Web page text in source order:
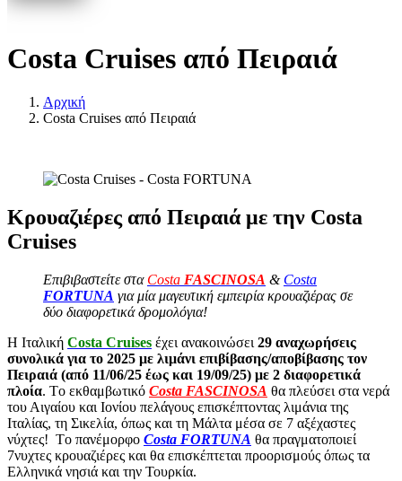
Costa Cruises από Πειραιά
Αρχική
Costa Cruises από Πειραιά
Κρουαζιέρες από Πειραιά με την Costa
Cruises
Επιβιβαστείτε στα Costa FASCINOSA & Costa
FORTUNA για μία μαγευτική εμπειρία κρουαζιέρας σε
δύο διαφορετικά δρομολόγια!
Η Ιταλική Costa Cruises έχει ανακοινώσει 29 αναχωρήσεις
συνολικά για το 2025 με λιμάνι επιβίβασης/αποβίβασης τον
Πειραιά (από 11/06/25 έως και 19/09/25) με 2 διαφορετικά
πλοία. Tο εκθαμβωτικό Costa FASCINOSA θα πλεύσει στα νερά
του Αιγαίου και Ιονίου πελάγους επισκέπτοντας λιμάνια της
Ιταλίας, τη Σικελία, όπως και τη Μάλτα μέσα σε 7 αξέχαστες
νύχτες! Tο πανέμορφο Costa FORTUNA θα πραγματοποιεί
7νυχτες κρουαζιέρες και θα επισκέπτεται προορισμούς όπως τα
Ελληνικά νησιά και την Τουρκία.